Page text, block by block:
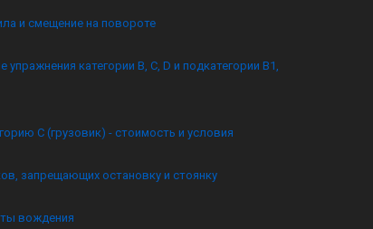
и смещение на повороте
категории B, C, D и подкатегории B1,
C (грузовик) - стоимость и условия
запрещающих остановку и стоянку
вождения